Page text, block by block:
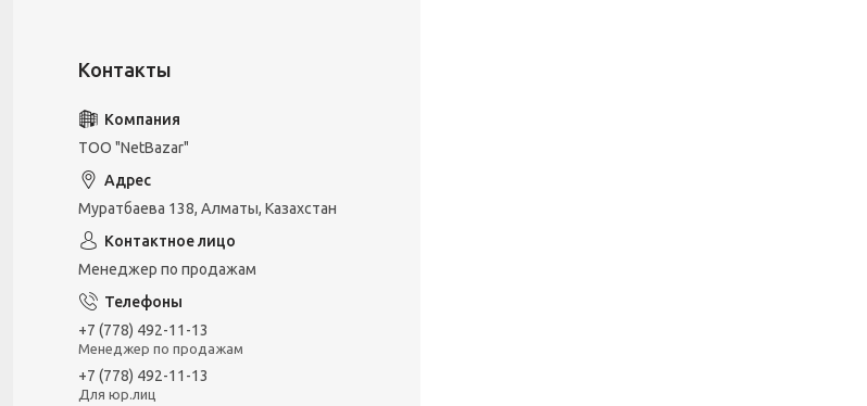
ТОО "NetBazar"
Муратбаева 138, Алматы, Казахстан
Менеджер по продажам
+7 (778) 492-11-13
Менеджер по продажам
+7 (778) 492-11-13
Для юр.лиц